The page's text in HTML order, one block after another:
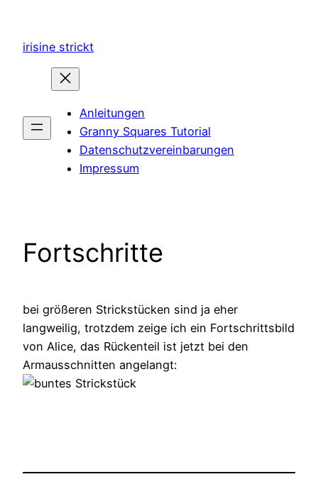
springen
irisine strickt
Anleitungen
Granny Squares Tutorial
Datenschutzvereinbarungen
Impressum
Fortschritte
bei größeren Strickstücken sind ja eher
langweilig, trotzdem zeige ich ein Fortschrittsbild
von Alice, das Rückenteil ist jetzt bei den
Armausschnitten angelangt: